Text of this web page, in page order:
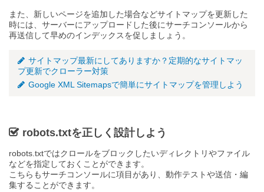
また、新しいページを追加した場合などサイトマップを更新した
時には、サーバーにアップロードした後にサーチコンソールから
再送信して早めのインデックスを促しましょう。
サイトマップ最新にしてありますか？定期的なサイトマッ
プ更新でクローラー対策
Google XML Sitemapsで簡単にサイトマップを管理しよう
robots.txtを正しく設計しよう
robots.txtではクロールをブロックしたいディレクトリやファイル
などを指定しておくことができます。
こちらもサーチコンソールに項目があり、動作テストや送信・編
集することができます。